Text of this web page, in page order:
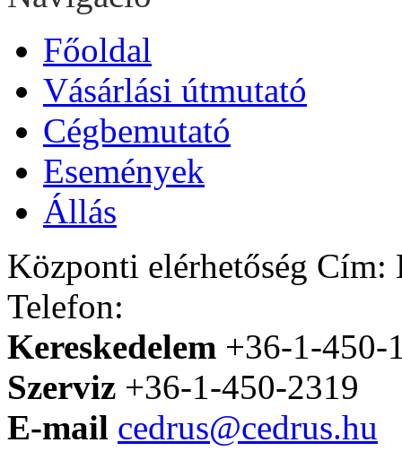
Főoldal
Vásárlási útmutató
Cégbemutató
Események
Állás
Központi elérhetőség Cím:
Telefon:
Kereskedelem +36-1-450-
Szerviz +36-1-450-2319
E-mail cedrus@cedrus.hu